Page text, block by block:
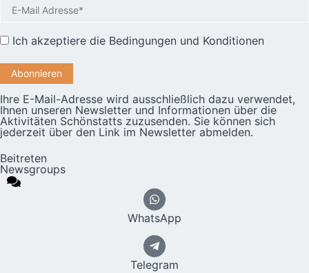
Ich akzeptiere die Bedingungen und Konditionen
Ihre E-Mail-Adresse wird ausschließlich dazu verwendet,
Ihnen unseren Newsletter und Informationen über die
Aktivitäten Schönstatts zuzusenden. Sie können sich
jederzeit über den Link im Newsletter abmelden.
Beitreten
Newsgroups
WhatsApp
Telegram